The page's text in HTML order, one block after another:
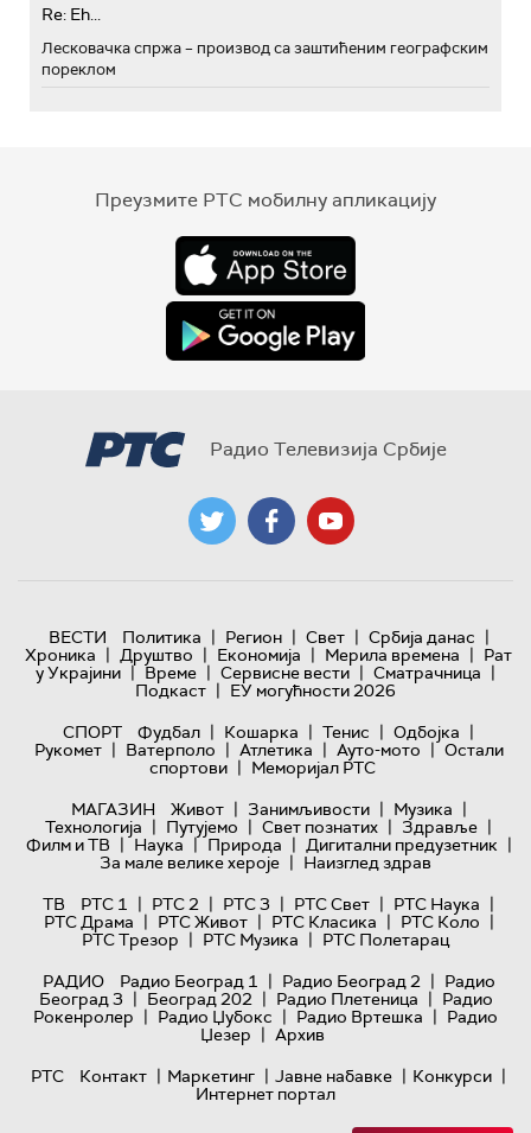
Re: Eh...
Лесковачка спржа – производ са заштићеним географским
пореклом
Преузмите РТС мобилну апликацију
Радио Телевизија Србије
ВЕСТИ Политика | Регион | Свет | Србија данас |
Хроника | Друштво | Економија | Мерила времена | Рат
у Украјини | Време | Сервисне вести | Сматрачница |
Подкаст | ЕУ могућности 2026
СПОРТ
Фудбал | Кошарка | Тенис | Одбојка |
Рукомет | Ватерполо | Атлетика | Ауто-мото | Остали
спортови | Меморијал РТС
МАГАЗИН
Живот | Занимљивости | Музика |
Технологијa | Путујемо | Свет познатих | Здравље |
Филм и ТВ | Наука | Природа | Дигитални предузетник |
За мале велике хероје | Наизглед здрав
ТВ
РТС 1 | РТС 2 | РТС 3 | РТС Свет | РТС Наука |
РТС Драма | РТС Живот | РТС Класика | РТС Коло |
РТС Трезор | РТС Музика | РТС Полетарац
РАДИО
Радио Београд 1 | Радио Београд 2 | Радио
Београд 3 | Београд 202 | Радио Плетеница | Радио
Рокенролер | Радио Џубокс | Радио Вртешка | Радио
Џезер | Архив
РТС
Контакт | Маркетинг | Јавне набавке | Конкурси |
Интернет портал